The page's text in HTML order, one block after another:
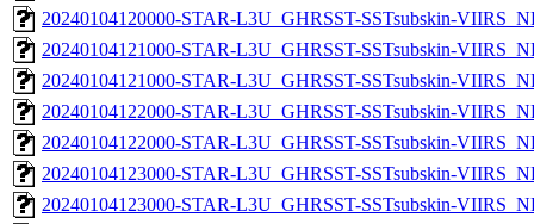
20240104120000-STAR-L3U_GHRSST-SSTsubskin-
20240104121000-STAR-L3U_GHRSST-SSTsubskin-
20240104121000-STAR-L3U_GHRSST-SSTsubskin-
20240104122000-STAR-L3U_GHRSST-SSTsubskin-
20240104122000-STAR-L3U_GHRSST-SSTsubskin-
20240104123000-STAR-L3U_GHRSST-SSTsubskin-
20240104123000-STAR-L3U_GHRSST-SSTsubskin-